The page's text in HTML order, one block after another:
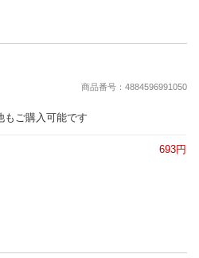
商品番号：4884596991050
もご購入可能です
693円